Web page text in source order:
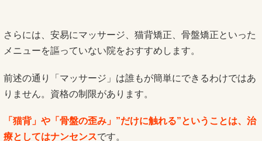
さらには、安易にマッサージ、猫背矯正、骨盤矯正といった
メニューを謳っていない院をおすすめします。
前述の通り「マッサージ」は誰もが簡単にできるわけではあ
りません。資格の制限があります。
「猫背」や「骨盤の歪み」”だけに触れる”ということは、治
療としてはナンセンスです。